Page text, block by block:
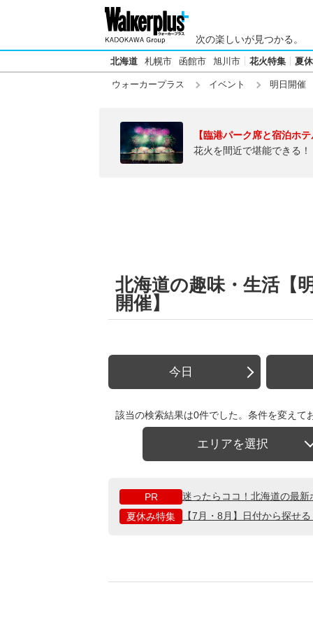
次の楽しいが見つかる。
北海道 札幌市 函館市 旭川市 花火特集 夏
ウォーカープラス イベント 明日開催
【臨港パーク席と宿泊ホ
花火を間近で堪能できる
北海道の趣味・生活【
開催】
今日
該当の検索結果は0件でした。条件を変えて
エリアを選択
PR
迷ったらココ！北海道の最
夏休み特集
【7月・8月】日付から探せ